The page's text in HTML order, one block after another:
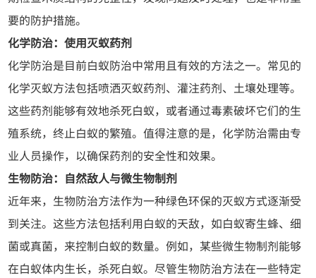
要的防护措施。
化学防治：使用灭蚁药剂
化学防治是目前白蚁防治中常用且有效的方法之一。常见的
化学灭蚁方法包括喷洒灭蚁药剂、灌注药剂、土壤处理等。
这些药剂能够有效地杀死白蚁，或者通过毒素破坏它们的生
殖系统，终止白蚁的繁殖。值得注意的是，化学防治需由专
业人员操作，以确保药剂的安全性和效果。
生物防治：自然敌人与微生物制剂
近年来，生物防治方法作为一种绿色环保的灭蚁方式逐渐受
到关注。这些方法包括利用白蚁的天敌，如白蚁寄生蜂、细
菌或真菌，来控制白蚁的数量。例如，某些微生物制剂能够
在白蚁体内生长，杀死白蚁。尽管生物防治方法在一些特定